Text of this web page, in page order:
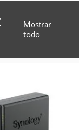
Mostrar
todo